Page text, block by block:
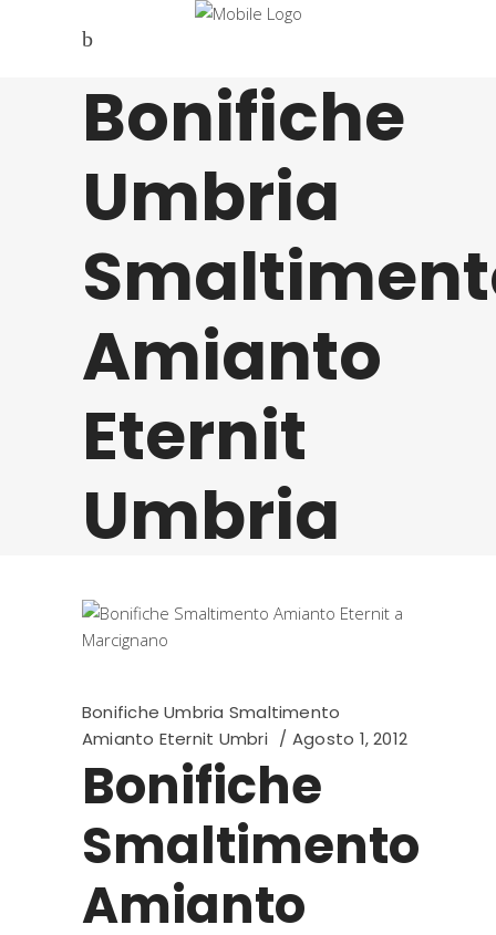
Bonifiche
Umbria
Amianto
Eternit
Umbria
Bonifiche Umbria Smaltimento
Amianto Eternit Umbri
Agosto 1, 2012
Bonifiche
Smaltimento
Amianto